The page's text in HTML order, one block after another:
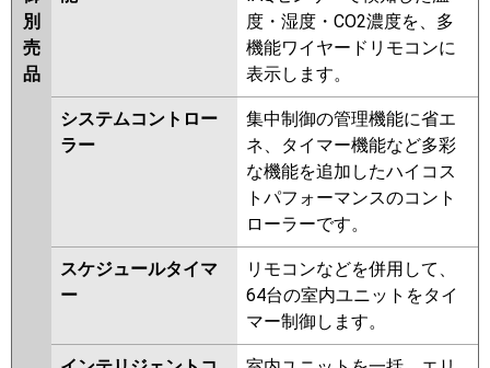
別
売
品
度・湿度・CO2濃度を、多
機能ワイヤードリモコンに
表示します。
システムコントロー
ラー
集中制御の管理機能に省エ
ネ、タイマー機能など多彩
な機能を追加したハイコス
トパフォーマンスのコント
ローラーです。
スケジュールタイマ
ー
リモコンなどを併用して、
64台の室内ユニットをタイ
マー制御します。